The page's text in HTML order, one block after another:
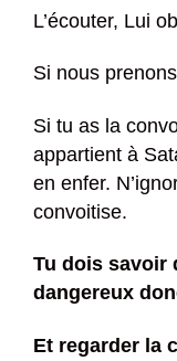
L’écouter, Lui
Si nous
Si tu as la
appartient à
en enfer.
convoitise.
Tu dois savoir
dangereux
Et regarder la